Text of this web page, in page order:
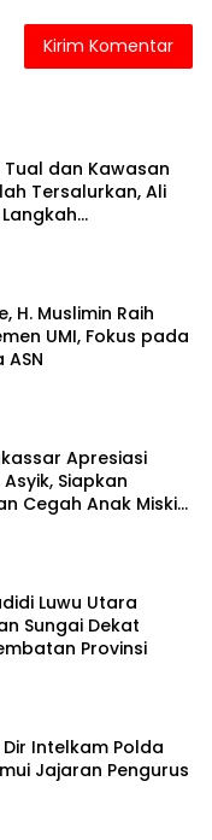
dan Kawasan
Tersalurkan, Ali
Logistik dan PT
H. Muslimin Raih
UMI, Fokus pada
Apresiasi
Asyik, Siapkan
Cegah Anak Miskin
Luwu Utara
Sungai Dekat
Provinsi
Intelkam Polda
Jajaran Pengurus